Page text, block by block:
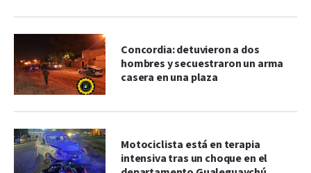
Concordia: detuvieron a dos
hombres y secuestraron un arma
casera en una plaza
Motociclista está en terapia
intensiva tras un choque en el